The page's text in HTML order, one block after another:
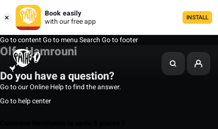
Book easily
with our free app
INSTALL
Go to contentGo to menuSearchGo to footer
Olfa Hamrouni
Do you have a question?
Go to our Online Help to find the answer.
Go to help center